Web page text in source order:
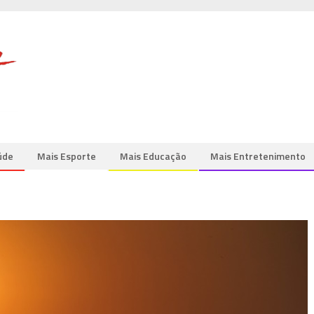
Mais Esporte Mais Educação Mais Entretenimento